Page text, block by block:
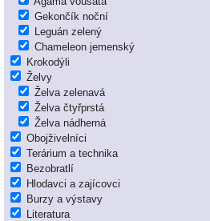
Gekončík noční
Leguán zelený
Chameleon jemenský
Krokodýli
Želvy
Želva zelenavá
Želva čtyřprstá
Želva nádherná
Obojživelníci
Terárium a technika
Bezobratlí
Hlodavci a zajícovci
Burzy a výstavy
Literatura